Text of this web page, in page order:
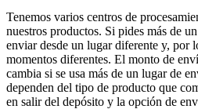
Tenemos varios centros de
nuestros productos. Si pides más de
enviar desde un lugar diferente y, por
momentos diferentes. El monto de
cambia si se usa más de un lugar de
dependen del tipo de producto que
en salir del depósito y la opción de